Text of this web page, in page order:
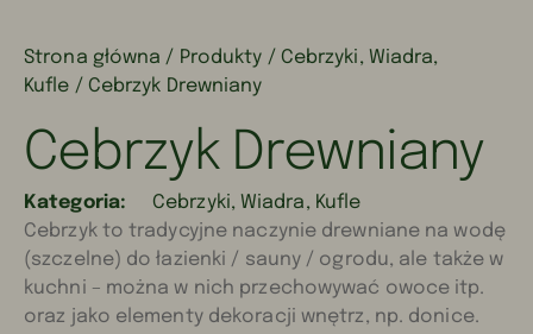
Strona główna / Produkty / Cebrzyki, Wiadra,
Kufle / Cebrzyk Drewniany
Cebrzyk Drewniany
Kategoria:
Cebrzyki, Wiadra, Kufle
Cebrzyk to tradycyjne naczynie drewniane na wodę
(szczelne) do łazienki / sauny / ogrodu, ale także w
kuchni – można w nich przechowywać owoce itp.
oraz jako elementy dekoracji wnętrz, np. donice.